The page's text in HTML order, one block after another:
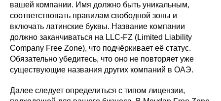
вашей компании. Имя должно быть уникальным,
соответствовать правилам свободной зоны и
включать латинские буквы. Название компании
должно заканчиваться на LLC-FZ (Limited Liability
Company Free Zone), что подчёркивает её статус.
Обязательно убедитесь, что оно не повторяет уже
существующие названия других компаний в ОАЭ.
Далее следует определиться с типом лицензии,